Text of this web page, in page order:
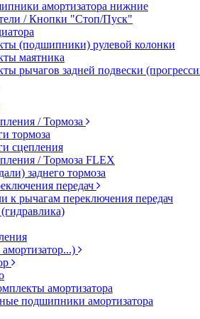
амортизатора нижние
/ Кнопки "Стоп/Пуск"
(подшипники) рулевой колонки
маятника
рычагов задней подвески
/ Тормоза
тормоза
сцепления
/ Тормоза FLEX
заднего тормоза
передач
к рычагам переключения передач
амортизатора
подшипники амортизатора